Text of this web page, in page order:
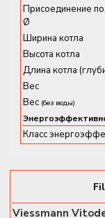
✔Диапазон
1:8)
✔Класс
✔Сезонная
✔
стали
✔Горелка:
адаптация к
✔Умное
поддержка
✔Габариты:
Присоединение
Ø
Ширина котла
Высота котла
Длина котла
Вес
Вес (без воды)
Класс
Viessmann